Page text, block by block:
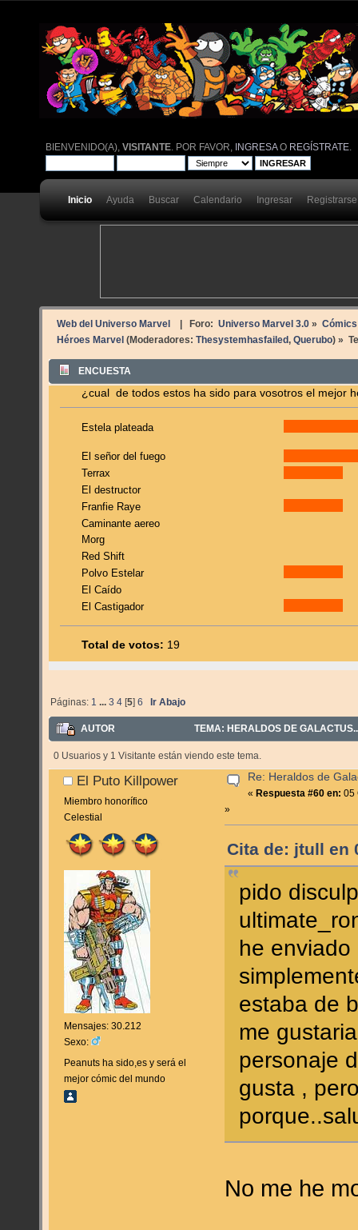
BIENVENIDO(A),VISITANTE . POR FAVOR, INGRESAO REGÍSTRATE
Inicio Ayuda Buscar Calendario Ingresar Registrarse
Web del Universo Marvel | Foro: Universo Marvel 3.0» Cómics
Héroes Marvel (Moderadores: Thesystemhasfailed, Querubo) »
ENCUESTA
¿cual de todos estos ha sido para vosotros el mejor
Estela plateada
El señor del fuego
Terrax
El destructor
Franfie Raye
Caminante aereo
Morg
Red Shift
Polvo Estelar
El Caído
El Castigador
Total de votos: 19
Páginas: 1 ...3 4 [5]6 Ir Abajo
AUTOR TEMA: HERALDOS DE
0 Usuarios y 1 Visitante están viendo este tema.
El Puto Killpower
Miembro honorífico
Celestial
Mensajes: 30.212
Sexo:
Peanuts ha sido,es y será el
mejor cómic del mundo
Re: Heraldos de
« Respuesta #60 en: 05
»
Cita de: jtull en
pido
he
estaba de
me
personaje
gusta ,
No me he